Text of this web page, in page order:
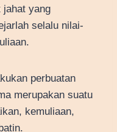
jahat yang
selalu nilai-
perbuatan
merupakan suatu
kemuliaan,